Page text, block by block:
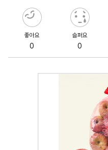
좋아요
0
슬퍼요
0